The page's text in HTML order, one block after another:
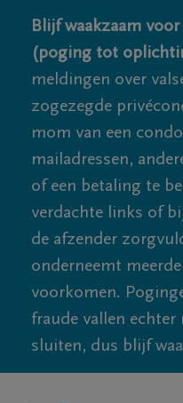
Blijf waakzaam
(poging tot
meldingen over
zogezegde
mom van een
mailadressen,
of een betaling te
verdachte links of
de afzender
onderneemt
voorkomen.
fraude vallen
sluiten, dus blijf